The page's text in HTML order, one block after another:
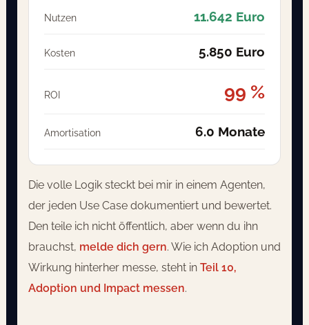
Nutzen 11.642 Euro
Kosten 5.850 Euro
ROI 99 %
Amortisation 6.0 Monate
Die volle Logik steckt bei mir in einem Agenten,
der jeden Use Case dokumentiert und bewertet.
Den teile ich nicht öffentlich, aber wenn du ihn
brauchst, melde dich gern. Wie ich Adoption und
Wirkung hinterher messe, steht in Teil 10,
Adoption und Impact messen.